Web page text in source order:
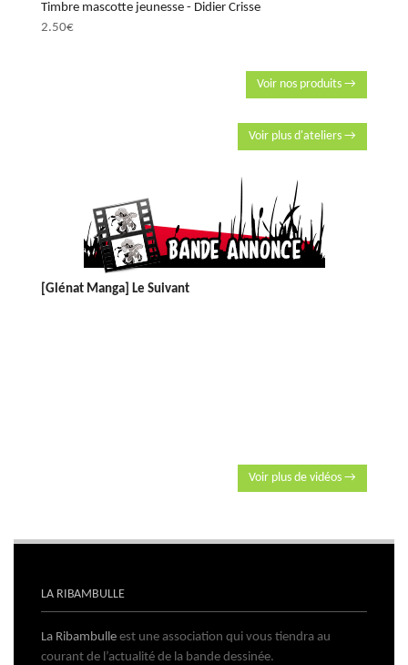
Timbre mascotte jeunesse - Didier Crisse
2.50€
Voir nos produits →
Voir plus d'ateliers →
[Glénat Manga] Le Suivant
Voir plus de vidéos →
LA RIBAMBULLE
La Ribambulle est une association qui vous tiendra au
courant de l’actualité de la bande dessinée.